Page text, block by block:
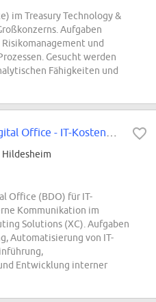
im Treasury Technology &
Aufgaben
und
Gesucht werden
Fähigkeiten und
Hildesheim
Office (BDO) für IT-
Kommunikation im
Solutions (XC). Aufgaben
Automatisierung von IT-
Entwicklung interner